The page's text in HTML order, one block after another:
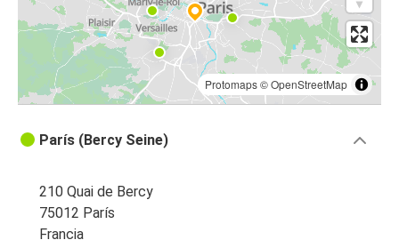
Protomaps©OpenStreetMap
París (Bercy Seine)
210 Quai de Bercy
75012 París
Francia